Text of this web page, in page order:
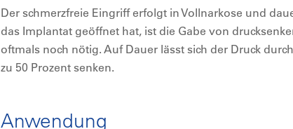
Der schmerzfreie Eingriff erfolgt in Vollnarkose und
das Implantat geöffnet hat, ist die Gabe von
oftmals noch nötig. Auf Dauer lässt sich der Druck
zu 50 Prozent senken.
Anwendung